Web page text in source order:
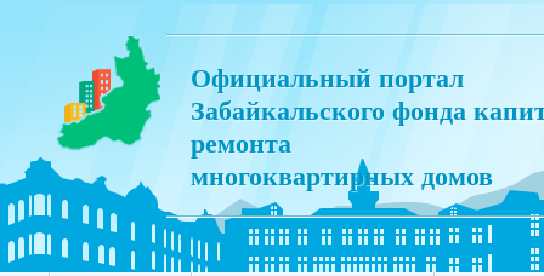
Официальный портал
Забайкальского фонда
ремонта
многоквартирных домов